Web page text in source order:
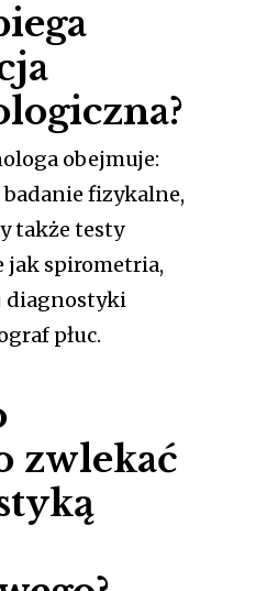
obejmuje:
fizykalne,
także testy
jak spirometria,
diagnostyki
płuc.
zwlekać